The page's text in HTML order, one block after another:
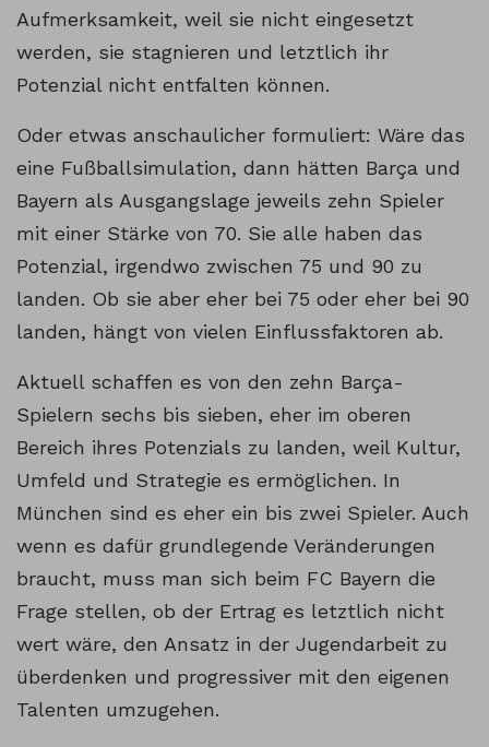
Aufmerksamkeit, weil sie nicht eingesetzt
werden, sie stagnieren und letztlich ihr
Potenzial nicht entfalten können.
Oder etwas anschaulicher formuliert: Wäre das
eine Fußballsimulation, dann hätten Barça und
Bayern als Ausgangslage jeweils zehn Spieler
mit einer Stärke von 70. Sie alle haben das
Potenzial, irgendwo zwischen 75 und 90 zu
landen. Ob sie aber eher bei 75 oder eher bei 90
landen, hängt von vielen Einflussfaktoren ab.
Aktuell schaffen es von den zehn Barça-
Spielern sechs bis sieben, eher im oberen
Bereich ihres Potenzials zu landen, weil Kultur,
Umfeld und Strategie es ermöglichen. In
München sind es eher ein bis zwei Spieler. Auch
wenn es dafür grundlegende Veränderungen
braucht, muss man sich beim FC Bayern die
Frage stellen, ob der Ertrag es letztlich nicht
wert wäre, den Ansatz in der Jugendarbeit zu
überdenken und progressiver mit den eigenen
Talenten umzugehen.